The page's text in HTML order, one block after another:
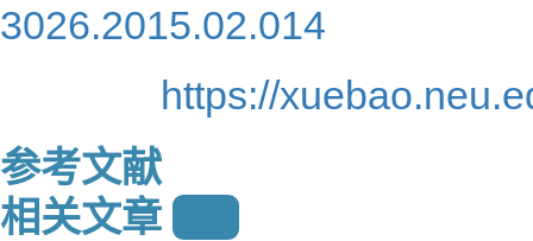
3026.2015.02.014
https://
参考文献
相关文章